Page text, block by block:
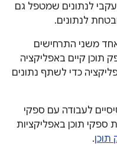
לנתונים שמטפל גם
לנתונים.
משני התרחישים
קיים באפליקציה
כדי לשתף נתונים
לעבודה עם ספקי
ספקי תוכן באפליקציות
תוכן.